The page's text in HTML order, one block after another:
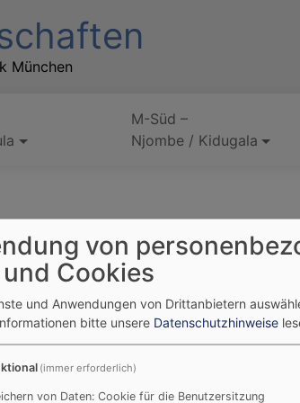
München
M-Süd –
Njombe / Kidugala
Süddiözese
Synode (Versammlung aller Pfarrer und
Nachfolger von Bischof Mengele
von
Cookies
und Anwendungen von Drittanbietern
bitte unsere Datenschutzhinweise
(immer erforderlich)
von Daten: Cookie für die Benutzersitzung